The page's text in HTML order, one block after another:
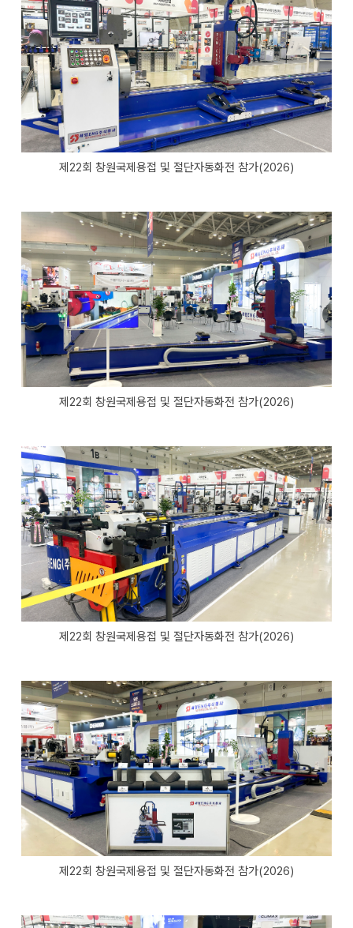
제22회 창원국제용접 및 절단자동화전 참가(2026)
제22회 창원국제용접 및 절단자동화전 참가(2026)
제22회 창원국제용접 및 절단자동화전 참가(2026)
제22회 창원국제용접 및 절단자동화전 참가(2026)